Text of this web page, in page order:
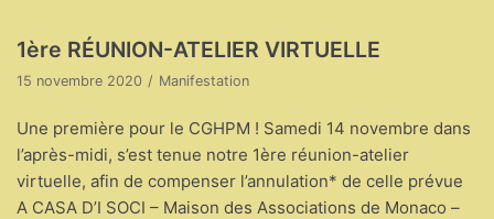
1ère RÉUNION-ATELIER VIRTUELLE
15 novembre 2020 Manifestation
Une première pour le CGHPM ! Samedi 14 novembre dans
l’après-midi, s’est tenue notre 1ère réunion-atelier
virtuelle, afin de compenser l’annulation* de celle prévue
A CASA D’I SOCI – Maison des Associations de Monaco –